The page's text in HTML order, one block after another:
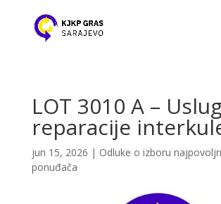
LOT 3010 A –
reparacije
jun 15, 2026 | Odluke o izboru
ponuđača